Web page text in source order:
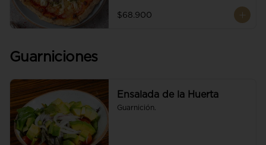
$68.900
Guarniciones
Ensalada de la Huerta
Guarnición.